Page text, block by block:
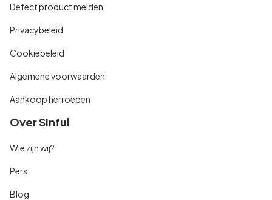
Defect product melden
Privacybeleid
Cookiebeleid
Algemene voorwaarden
Aankoop herroepen
Over Sinful
Wie zijn wij?
Pers
Blog